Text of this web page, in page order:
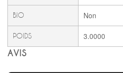
BIO Non
POIDS 3.0000
AVIS